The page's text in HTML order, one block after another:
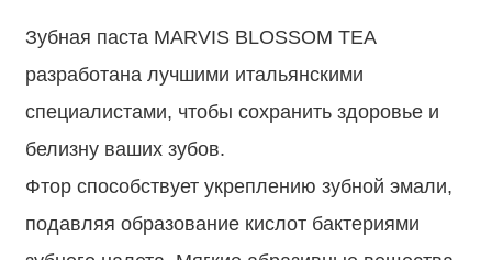
Зубная паста MARVIS BLOSSOM TEA
разработана лучшими итальянскими
специалистами, чтобы сохранить здоровье и
белизну ваших зубов.
Фтор способствует укреплению зубной эмали,
подавляя образование кислот бактериями